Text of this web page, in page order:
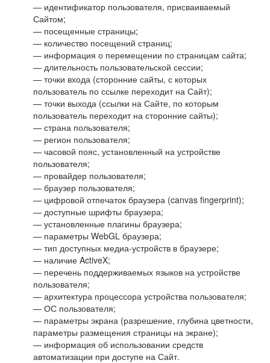
— идентификатор пользователя, присваиваемый
Сайтом;
— посещенные страницы;
— количество посещений страниц;
— информация о перемещении по страницам сайта;
— длительность пользовательской сессии;
— точки входа (сторонние сайты, с которых
пользователь по ссылке переходит на Сайт);
— точки выхода (ссылки на Сайте, по которым
пользователь переходит на сторонние сайты);
— страна пользователя;
— регион пользователя;
— часовой пояс, установленный на устройстве
пользователя;
— провайдер пользователя;
— браузер пользователя;
— цифровой отпечаток браузера (canvas fingerprint);
— доступные шрифты браузера;
— установленные плагины браузера;
— параметры WebGL браузера;
— тип доступных медиа-устройств в браузере;
— наличие ActiveX;
— перечень поддерживаемых языков на устройстве
пользователя;
— архитектура процессора устройства пользователя;
— ОС пользователя;
— параметры экрана (разрешение, глубина цветности,
параметры размещения страницы на экране);
— информация об использовании средств
автоматизации при доступе на Сайт.